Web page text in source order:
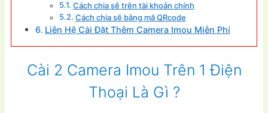
Cách chia sẽ trên tài khoản chính
Cách chia sẽ bằng mã QRcode
Liên Hệ Cài Đặt Thêm Camera Imou Miễn Phí
Cài 2 Camera Imou Trên 1 Điện
Thoại Là Gì ?